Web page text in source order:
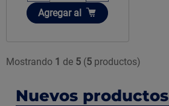
Añadir
Agregar al
Mostrando 1 de 5 (5 productos)
Nuevos productos